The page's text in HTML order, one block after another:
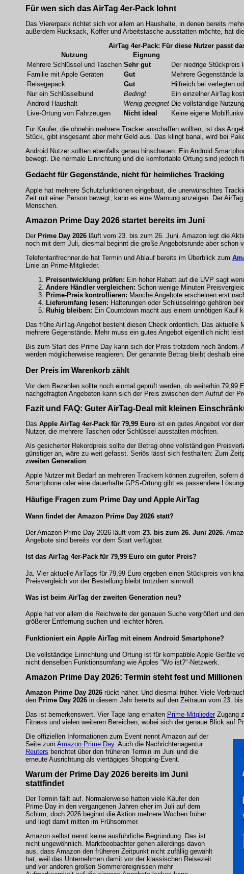
Für wen sich das AirTag 4er-Pack lohnt
Das Viererpack richtet sich vor allem an Haushalte, in denen bereits
außerdem Rucksack, Koffer und Arbeitstasche ausstatten möchte, hat
AirTag 4er-Pack: Für diese Nutzer passt
Nutzung
Eignung
Mehrere Schlüssel und Taschen Sehr gut
Der niedrige Stückpreis
Familie mit Apple Geräten
Gut
Mehrere Gegenstände
Reisegepäck
Gut
Hilfreich bei verlegten
Nur ein Schlüsselbund
Bedingt
Ein einzelner AirTag
Android Haushalt
Wenig geeignet Die vollständige
Live-Ortung von Fahrzeugen
Nicht ideal Keine eigene
Für Käufer, die ohnehin mehrere Tracker anschaffen wollten, ist das
Stück, gibt insgesamt aber mehr Geld aus. Das klingt banal, wird bei
Android Nutzer sollten ebenfalls genau hinschauen. Ein Android
bewegt. Die normale Einrichtung und die komfortable Ortung sind jedoch
Gedacht für Gegenstände, nicht für heimliches Tracking
Apple hat mehrere Schutzfunktionen eingebaut, die unerwünschtes
Zeit mit einer Person bewegt, kann es eine Warnung anzeigen. Der
Menschen.
Amazon Prime Day 2026 startet bereits im Juni
Der Prime Day 2026 läuft vom 23. bis zum 26. Juni. Amazon legt die
noch mit dem Juli, diesmal beginnt die große Angebotsrunde aber schon
Telefontarifrechner.de hat Termin und Ablauf bereits im Überblick zum
Linie an Prime-Mitglieder.
Preisentwicklung prüfen: Ein hoher Rabatt auf die UVP sagt
Andere Händler vergleichen: Schon wenige Minuten
Prime-Preis kontrollieren: Manche Angebote erscheinen erst
Lieferumfang lesen: Halterungen oder Schlüsselringe gehören
Ruhig bleiben: Ein Countdown macht aus einem unnötigen Kauf
Das frühe AirTag-Angebot besteht diesen Check ordentlich. Das
mehrere Gegenstände. Mehr muss ein gutes Angebot eigentlich nicht
Bis zum Start des Prime Day kann sich der Preis trotzdem noch ändern.
werden möglicherweise reagieren. Der genannte Betrag bleibt deshalb
Der Preis im Warenkorb zählt
Vor dem Bezahlen sollte noch einmal geprüft werden, ob weiterhin
nachgefragten Angeboten kann sich der Preis zwischen dem Aufruf der
Fazit und FAQ: Guter AirTag-Deal mit kleinen
Das Apple AirTag 4er-Pack für 79,99 Euro ist ein gutes Angebot vor
Nutzer, die mehrere Taschen oder Schlüssel ausstatten möchten.
Als gesicherter Rekordpreis sollte der Betrag ohne vollständigen
günstiger an, wäre zu weit gefasst. Seriös lässt sich festhalten: Zum
zweiten Generation.
Apple Nutzer mit Bedarf an mehreren Trackern können zugreifen,
Smartphone oder eine dauerhafte GPS-Ortung gibt es passendere
Häufige Fragen zum Prime Day und Apple AirTag
Wann findet der Amazon Prime Day 2026 statt?
Der Amazon Prime Day 2026 läuft vom 23. bis zum 26. Juni 2026.
Angebote sind bereits vor dem Start verfügbar.
Ist das AirTag 4er-Pack für 79,99 Euro ein guter Preis?
Ja. Vier aktuelle AirTags für 79,99 Euro ergeben einen Stückpreis von
Preisvergleich vor der Bestellung bleibt trotzdem sinnvoll.
Was ist beim AirTag der zweiten Generation neu?
Apple hat vor allem die Reichweite der genauen Suche vergrößert und
größerer Entfernung suchen und leichter hören.
Funktioniert ein Apple AirTag mit einem Android Smartphone?
Die vollständige Einrichtung und Ortung ist für kompatible Apple Geräte
nicht denselben Funktionsumfang wie Apples "Wo ist?"-Netzwerk.
Amazon Prime Day 2026: Termin steht fest und
Amazon Prime Day 2026 rückt näher. Und diesmal früher. Viele
den Prime Day 2026 in diesem Jahr bereits auf den Zeitraum vom 23. bis
Das ist bemerkenswert. Vier Tage lang erhalten Prime-Mitglieder Zugang
Fitness und vielen weiteren Bereichen, wobei sich der genaue Blick auf
Die offiziellen Informationen zum Event nennt Amazon auf der
Seite zum Amazon Prime Day. Auch die Nachrichtenagentur
Reuters berichtet über den früheren Termin im Juni und die
erneute Ausrichtung als viertägiges Shopping-Event.
Warum der Prime Day 2026 bereits im Juni
stattfindet
Der Termin fällt auf. Normalerweise hatten viele Käufer den
Prime Day in den vergangenen Jahren eher im Juli auf dem
Schirm, doch 2026 beginnt die Aktion mehrere Wochen früher
und liegt damit mitten im Frühsommer.
Amazon selbst nennt keine ausführliche Begründung. Das ist
nicht ungewöhnlich. Marktbeobachter gehen allerdings davon
aus, dass Amazon den früheren Zeitpunkt nicht zufällig gewählt
hat, weil das Unternehmen damit vor der klassischen Reisezeit
und vor anderen großen Sommerereignissen mehr